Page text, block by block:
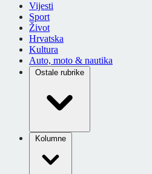
Vijesti
Sport
Život
Hrvatska
Kultura
Auto, moto & nautika
Ostale rubrike
Kolumne